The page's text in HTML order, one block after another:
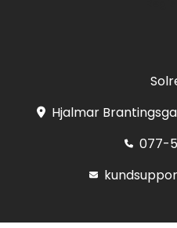
Hjalmar
077-